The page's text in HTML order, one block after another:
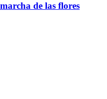
de las flores